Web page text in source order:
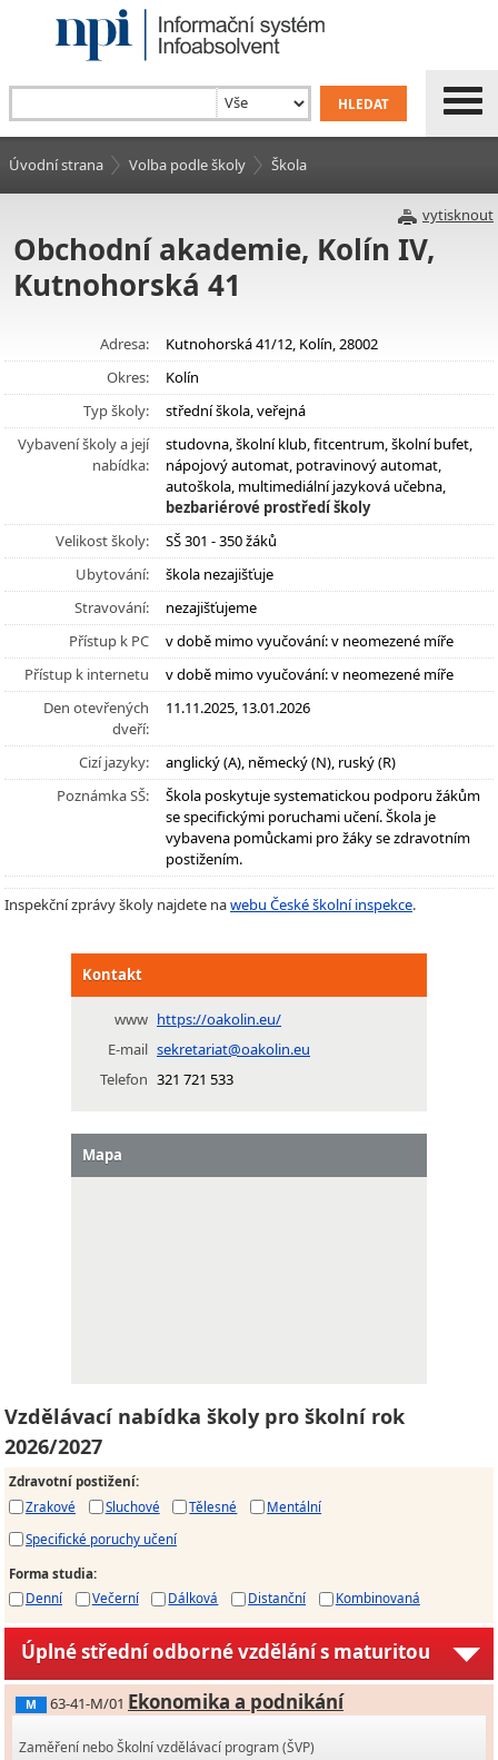
Úvodní strana Volba podle školy Škola
vytisknout
Obchodní akademie, Kolín IV,
Kutnohorská 41
Adresa:
Kutnohorská 41/12, Kolín, 28002
Okres:
Kolín
Typ školy:
střední škola, veřejná
Vybavení školy a její
nabídka:
studovna, školní klub, fitcentrum, školní bufet,
nápojový automat, potravinový automat,
autoškola, multimediální jazyková učebna,
bezbariérové prostředí školy
Velikost školy:
SŠ 301 - 350 žáků
Ubytování:
škola nezajišťuje
Stravování:
nezajišťujeme
Přístup k PC
v době mimo vyučování: v neomezené míře
Přístup k internetu
v době mimo vyučování: v neomezené míře
Den otevřených
dveří:
11.11.2025, 13.01.2026
Cizí jazyky:
anglický (A), německý (N), ruský (R)
Poznámka SŠ:
Škola poskytuje systematickou podporu žákům
se specifickými poruchami učení. Škola je
vybavena pomůckami pro žáky se zdravotním
postižením.
Inspekční zprávy školy najdete nawebu České školní inspekce.
Kontakt
www https://oakolin.eu/
E-mail sekretariat@oakolin.eu
Telefon 321 721 533
Mapa
Vzdělávací nabídka školy pro školní rok
2026/2027
Zdravotní postižení:
Zrakové
Sluchové Tělesné
Mentální
Specifické poruchy učení
Forma studia:
Denní
Večerní Dálková Distanční Kombinovaná
Úplné střední odborné vzdělání s maturitou
M 63-41-M/01 Ekonomika a podnikání
Zaměření nebo Školní vzdělávací program (ŠVP)